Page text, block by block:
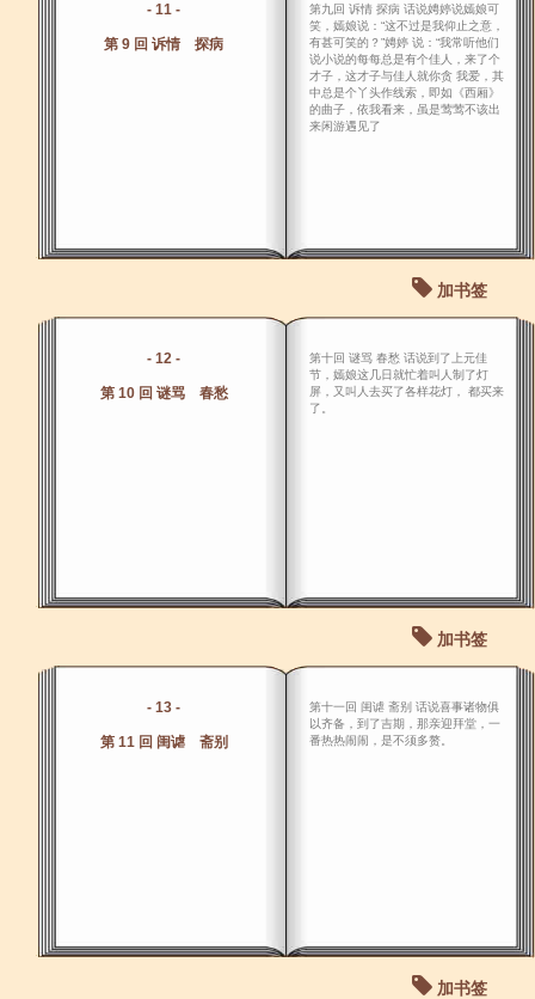
- 11 -
第 9 回 诉情 探病
第九回 诉情 探病 话说娉婷说嫣娘可
笑，嫣娘说：“这不过是我仰止之意，
有甚可笑的？”娉婷 说：“我常听他们
说小说的每每总是有个佳人，来了个
才子，这才子与佳人就你贪 我爱，其
中总是个丫头作线索，即如《西厢》
的曲子，依我看来，虽是莺莺不该出
来闲游遇见了
加书签
- 12 -
第 10 回 谜骂 春愁
第十回 谜骂 春愁 话说到了上元佳
节，嫣娘这几日就忙着叫人制了灯
屏，又叫人去买了各样花灯， 都买来
了。
加书签
- 13 -
第 11 回 闺谑 斋别
第十一回 闺谑 斋别 话说喜事诸物俱
以齐备，到了吉期，那亲迎拜堂，一
番热热闹闹，是不须多赘。
加书签